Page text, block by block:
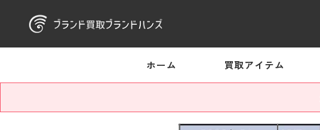
ホーム 買取アイテム